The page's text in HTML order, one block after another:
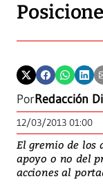
PorRedacción
12/03/2013 01:00
El gremio de los
apoyo o no del
acciones al